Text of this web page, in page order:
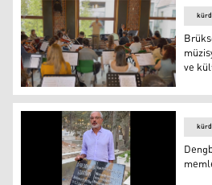
Brüksel Orkestrası'na eşlik
ve